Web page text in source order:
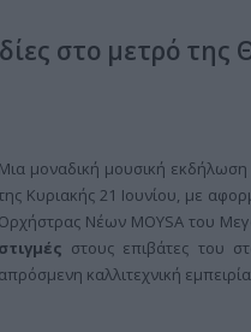
στο μετρό της
Μια μοναδική μουσική
Κυριακής 21 Ιουνίου, με
Ορχήστρας Νέων MOYSA του
στιγμές στους επιβάτες του
απρόσμενη καλλιτεχνική